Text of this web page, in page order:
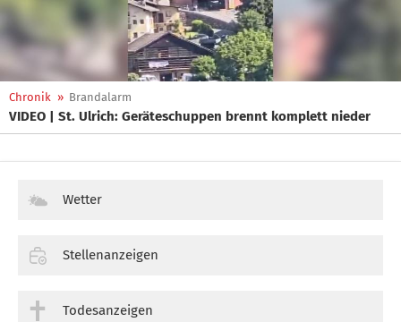
Chronik » Brandalarm
VIDEO | St. Ulrich: Geräteschuppen brennt komplett nieder
Wetter
Stellenanzeigen
Todesanzeigen